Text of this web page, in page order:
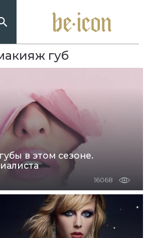
губ
в этом сезоне.
16068